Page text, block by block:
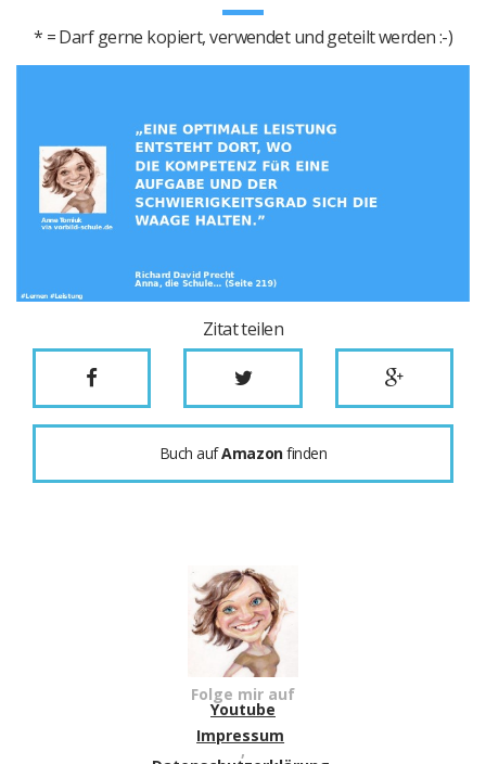
* = Darf gerne kopiert, verwendet und geteilt werden :-)
Zitat teilen
Buch aufAmazonfinden
Folge mir auf
Youtube
Impressum
,